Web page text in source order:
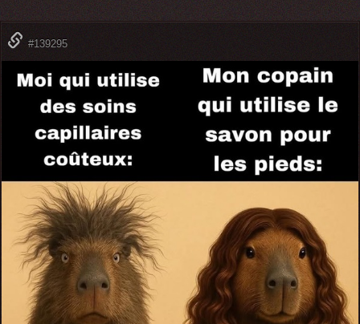
#139295